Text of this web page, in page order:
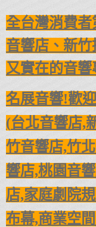
全台灣消費
音響店、新竹
又實在的音響
名展音響!歡
(台北音響店,
竹音響店,竹
響店,桃園音
店,家庭劇院
布幕,商業空